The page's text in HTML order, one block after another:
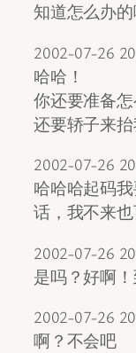
知道怎么办
2002-07-26
哈哈！
你还要准备怎
还要轿子来抬
2002-07-26
哈哈哈起码
话，我不来
2002-07-26
是吗？好啊
2002-07-26
啊？不会吧